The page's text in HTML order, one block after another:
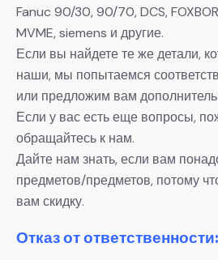
Fanuc 90/30, 90/70, DCS,
MVME, siemens и другие.
Если вы найдете те же детали,
наши, мы попытаемся
или предложим вам
Если у вас есть еще вопросы,
обращайтесь к нам.
Дайте нам знать, если вам
предметов/предметов, потому
вам скидку.
Отказ от ответственности: